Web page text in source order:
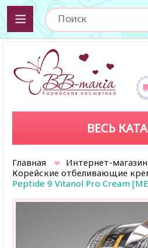
ВЕСЬ
Главная Интернет-магазин
Корейские отбеливающие
Peptide 9 Vitanol Pro Cream